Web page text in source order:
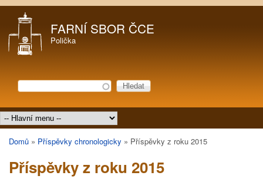
FARNÍ SBOR ČCE
Polička
Vyhledávání
Hledat
Hlavní menu
Jste zde
Domů » Příspěvky chronologicky » Příspěvky z roku 2015
Příspěvky z roku 2015